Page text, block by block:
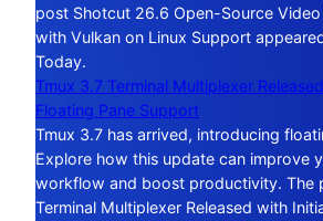
post Shotcut 26.6 Open-Source Video
with Vulkan on Linux Support
Today.
Tmux 3.7 Terminal Multiplexer
Floating Pane Support
Tmux 3.7 has arrived, introducing
Explore how this update can improve
workflow and boost productivity. The
Terminal Multiplexer Released with